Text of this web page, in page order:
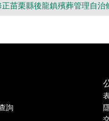
正苗栗縣後龍鎮殯葬管理自
詢